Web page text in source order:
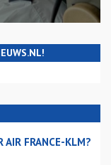
AIR FRANCE-KLM?